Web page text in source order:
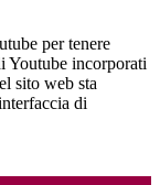
per tenere
Youtube incorporati
sito web sta
di